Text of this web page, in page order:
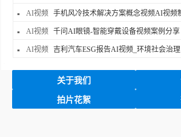
AI视频 手机风冷技术解决方案概念视频AI视频
AI视频 千问AI眼镜-智能穿戴设备视频案例分享
AI视频 吉利汽车ESG报告AI视频_环境社会治理
关于我们
拍片花絮